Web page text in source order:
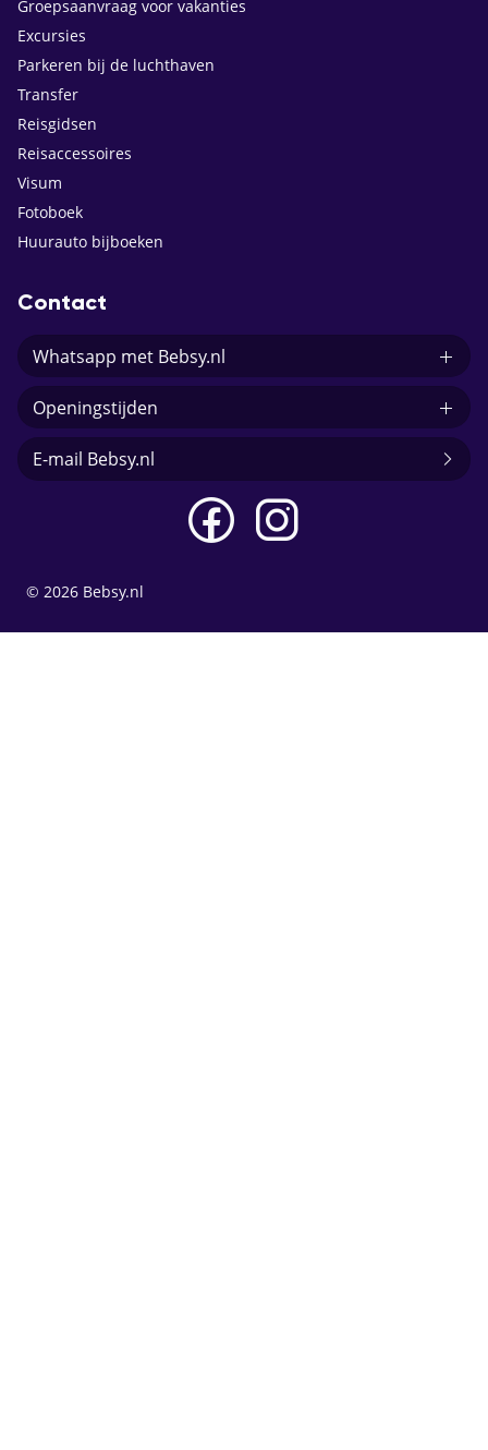
Groepsaanvraag voor vakanties
Excursies
Parkeren bij de luchthaven
Transfer
Reisgidsen
Reisaccessoires
Visum
Fotoboek
Huurauto bijboeken
Contact
Whatsapp met Bebsy.nl
Openingstijden
E-mail Bebsy.nl
© 2026 Bebsy.nl